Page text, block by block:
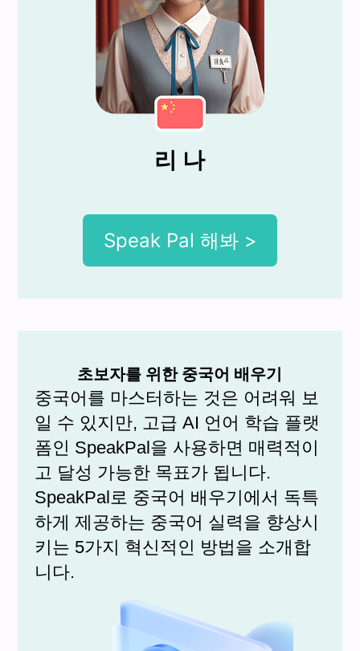
리 나
Speak Pal 해봐 >
초보자를 위한 중국어 배우기
중국어를 마스터하는 것은 어려워 보
일 수 있지만, 고급 AI 언어 학습 플랫
폼인 SpeakPal을 사용하면 매력적이
고 달성 가능한 목표가 됩니다.
SpeakPal로 중국어 배우기에서 독특
하게 제공하는 중국어 실력을 향상시
키는 5가지 혁신적인 방법을 소개합
니다.